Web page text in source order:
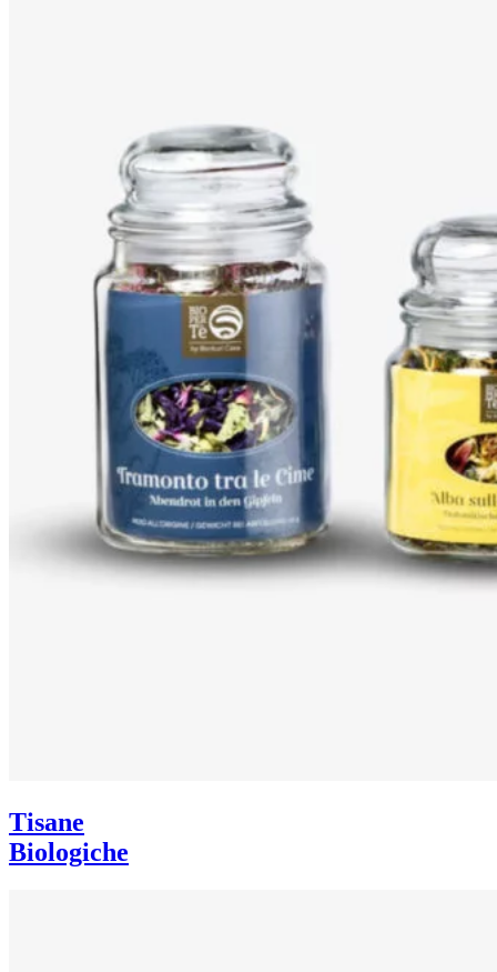
Tisane
Biologiche